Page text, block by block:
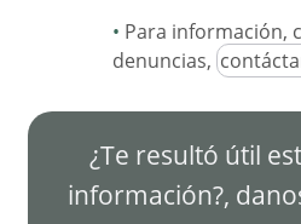
Para información,
denuncias,
¿Te resultó útil
información?,